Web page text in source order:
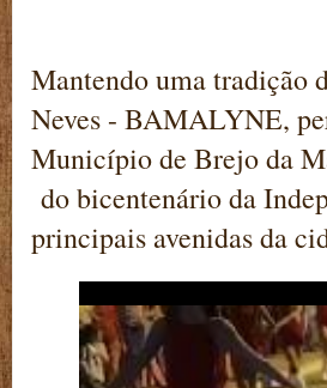
Mantendo uma tradição
Neves - BAMALYNE,
Município de Brejo da
do bicentenário da
principais avenidas da